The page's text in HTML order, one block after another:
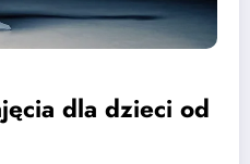
dla dzieci od